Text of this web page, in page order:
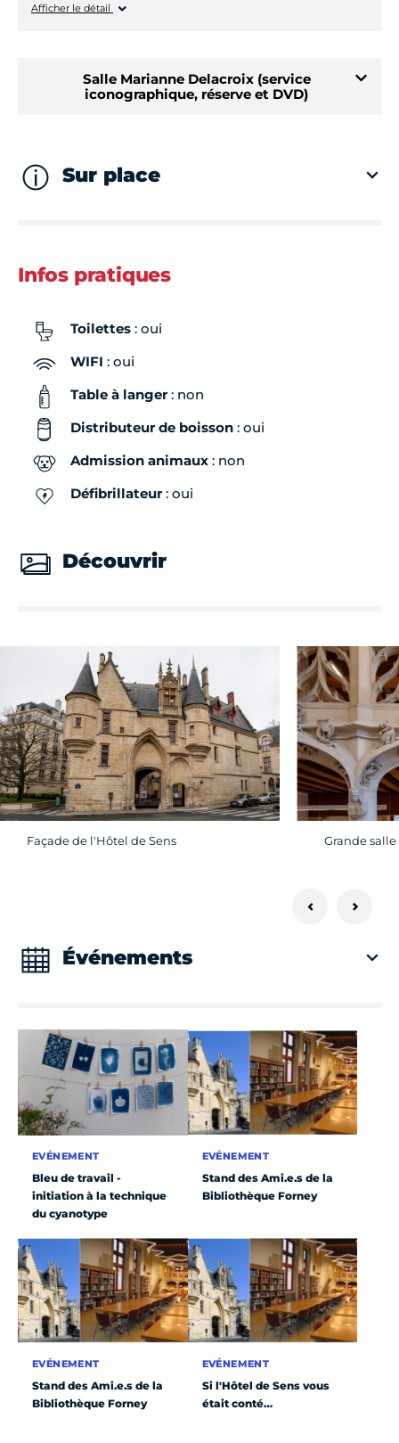
Mercredi Fermé
Samedi
Afficher le détail
Salle Marianne Delacroix (service
iconographique, réserve et DVD)
Lundi
Mercredi 13h00 - 19h00
Jeudi
Vendredi 13h00 - 19h00
Dimanche
Sur place
Infos pratiques
Toilettes : oui
WIFI : oui
Table à langer: non
Distributeur de boisson : oui
Admission animaux : non
Défibrillateur: oui
Découvrir
Façade de l'Hôtel de Sens Grande
Événements
EVÉNEMENT
Bleu de travail -
initiation à la technique
du cyanotype
EVÉNEMENT
Stand des Ami.e.s de la
Bibliothèque Forney
EVÉNEMENT
Stand des Ami.e.s de la
Bibliothèque Forney
EVÉNEMENT
Si l'Hôtel de Sens vous
était conté…